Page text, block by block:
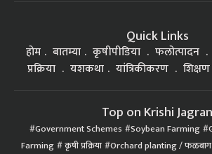
Quick Links
होम बातम्या कृषीपीडिया फलोत्पादन
प्रक्रिया
यशकथा यांत्रिकीकरण शिक्षण
Top on Krishi Jagran
Government Schemes Soybean Farming
Farming कृषी प्रक्रिया Orchard planting / फळबाग